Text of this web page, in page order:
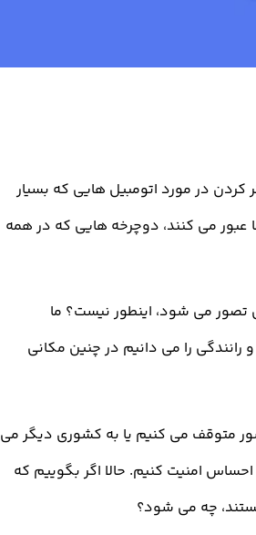
کردن در مورد اتومبیل هایی که بسیار
عبور می کنند، دوچرخه هایی که در همه
تصور می شود، اینطور نیست؟ ما
را می دانیم در چنین مکانی
کشور متوقف می کنیم یا به کشوری دیگر می
امنیت کنیم. حالا اگر بگوییم که